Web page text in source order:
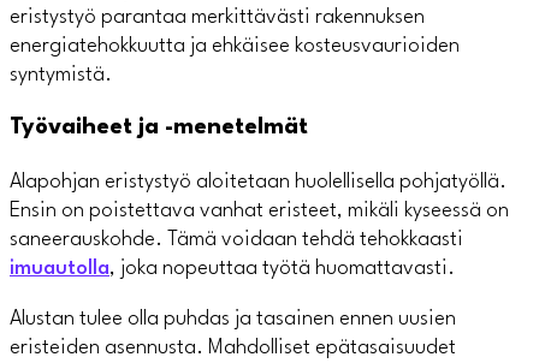
eristystyö parantaa merkittävästi rakennuksen
energiatehokkuutta ja ehkäisee kosteusvaurioiden
syntymistä.
Työvaiheet ja -menetelmät
Alapohjan eristystyö aloitetaan huolellisella pohjatyöllä.
Ensin on poistettava vanhat eristeet, mikäli kyseessä on
saneerauskohde. Tämä voidaan tehdä tehokkaasti
imuautolla, joka nopeuttaa työtä huomattavasti.
Alustan tulee olla puhdas ja tasainen ennen uusien
eristeiden asennusta. Mahdolliset epätasaisuudet